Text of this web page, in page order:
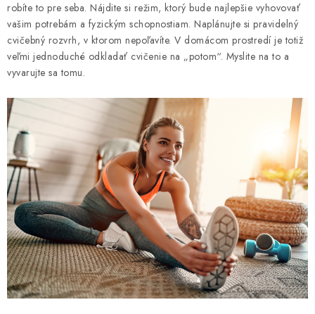
robíte to pre seba. Nájdite si režim, ktorý bude najlepšie vyhovovať
vašim potrebám a fyzickým schopnostiam. Naplánujte si pravidelný
cvičebný rozvrh, v ktorom nepoľavíte. V domácom prostredí je totiž
veľmi jednoduché odkladať cvičenie na „potom“. Myslite na to a
vyvarujte sa tomu.